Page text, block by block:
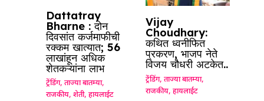
Dattatray
Bharne : दोन
दिवसांत कर्जमाफीची
रक्कम खात्यात; 56
लाखांहून अधिक
शेतकऱ्यांना लाभ
ट्रेंडिंग,ताज्या बातम्या,
राजकीय,शेती,हायलाईट
Vijay
Choudhary:
कथित ध्वनीफित
प्रकरण, भाजप नेते
विजय चौधरी अटकेत..
ट्रेंडिंग, ताज्या बातम्या,
राजकीय, हायलाईट